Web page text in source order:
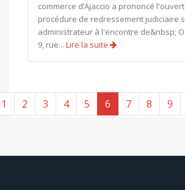
commerce d’Ajaccio a prononcé
procédure de redressement judiciaire
administrateur à l'encontre de&nbsp;
9, rue... Lire la suite
1 2 3 4 5 6 7 8 9